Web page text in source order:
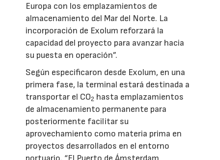
Europa con los emplazamientos de
almacenamiento del Mar del Norte. La
incorporación de Exolum reforzará la
capacidad del proyecto para avanzar hacia
su puesta en operación”.
Según especificaron desde Exolum, en una
primera fase, la terminal estará destinada a
transportar el CO2 hasta emplazamientos
de almacenamiento permanente para
posteriormente facilitar su
aprovechamiento como materia prima en
proyectos desarrollados en el entorno